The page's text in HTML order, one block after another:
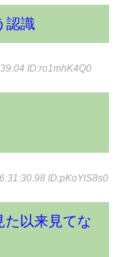
認識
ID:ro1mhK4Q0
ID:pKoYlS8s0
た以来見てな